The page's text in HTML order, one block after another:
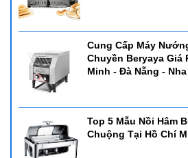
Cung Cấp Máy
Chuyền Beryaya Giá
Minh - Đà Nẵng -
Top 5 Mẫu Nồi Hâm
Chuộng Tại Hồ Chí